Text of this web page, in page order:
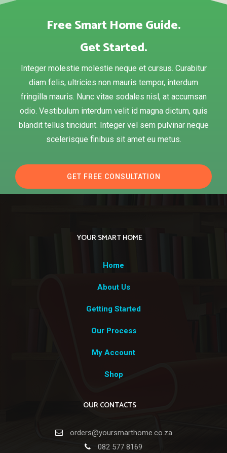
Free Smart Home Guide.
Get Started.
Integer molestie molestie neque et cursus. Curabitur
diam felis, ultricies non mauris tempor, interdum
fringilla mauris. Nunc vitae sodales nisl, at accumsan
odio. Vestibulum interdum velit id magna dictum, quis
blandit tellus tincidunt. Integer vel sem pulvinar neque
scelerisque finibus sit amet eu metus.
GET FREE CONSULTATION
YOUR SMART HOME
Home
About Us
Getting Started
Our Process
My Account
Shop
OUR CONTACTS
orders@yoursmarthome.co.za
082 577 8169